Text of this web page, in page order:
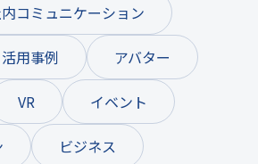
コミュニケーション
活用事例 アバター
VR イベント
ビジネス